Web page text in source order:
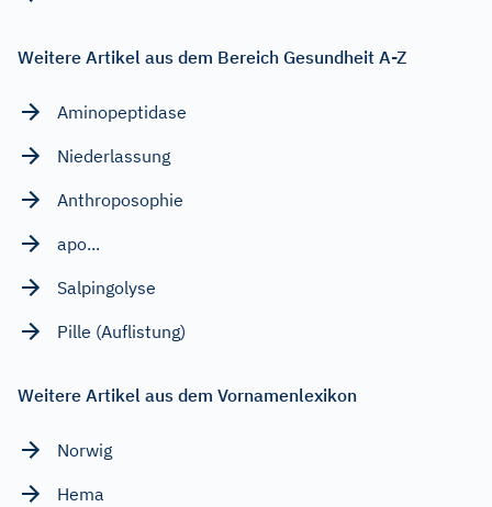
Weitere Artikel aus dem Bereich Gesundheit A-Z
Aminopeptidase
Niederlassung
Anthroposophie
apo...
Salpingolyse
Pille (Auflistung)
Weitere Artikel aus dem Vornamenlexikon
Norwig
Hema